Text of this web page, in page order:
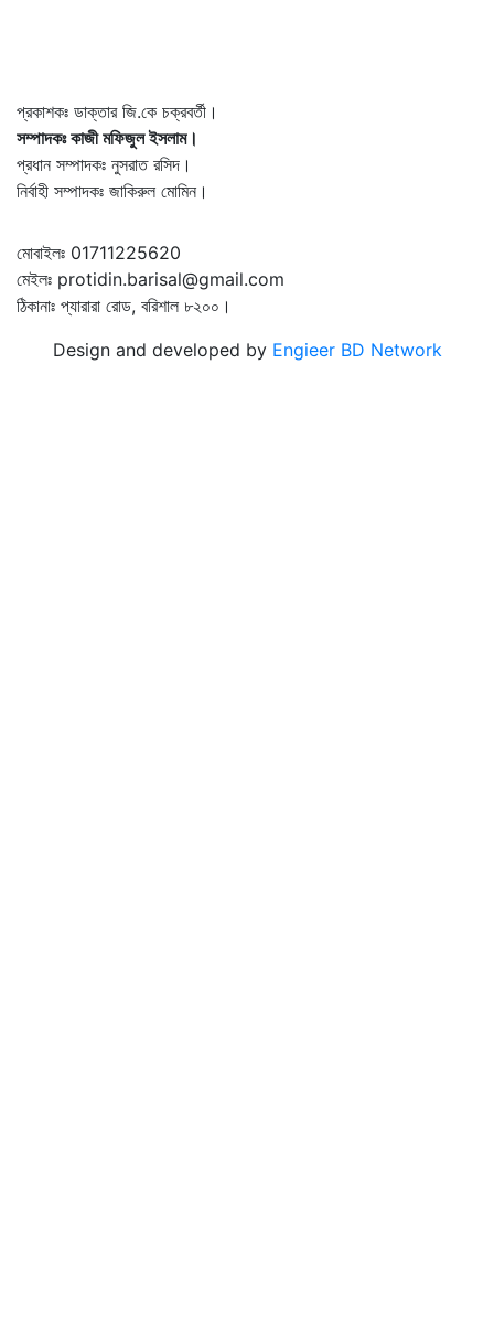
প্রকাশকঃ ডাক্তার জি.কে চক্রবর্তী।
সম্পাদকঃ কাজী মফিজুল ইসলাম।
প্রধান সম্পাদকঃ নুসরাত রসিদ।
নির্বাহী সম্পাদকঃ জাকিরুল মোমিন।
মোবাইলঃ 01711225620
মেইলঃ protidin.barisal@gmail.com
ঠিকানাঃ প্যারারা রোড, বরিশাল ৮২০০।
Design and developed by Engieer BD Network